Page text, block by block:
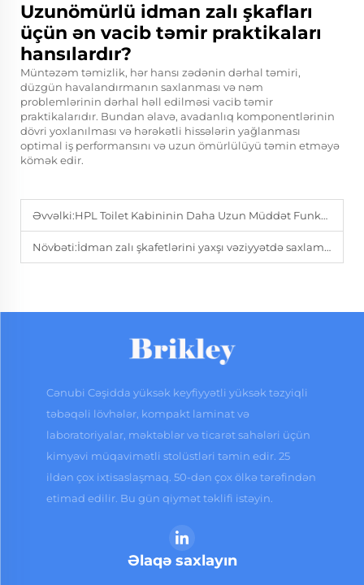
Uzunömürlü idman zalı şkafları
üçün ən vacib təmir praktikaları
hansılardır?
Müntəzəm təmizlik, hər hansı zədənin dərhal təmiri,
düzgün havalandırmanın saxlanması və nəm
problemlərinin dərhal həll edilməsi vacib təmir
praktikalarıdır. Bundan əlavə, avadanlıq komponentlərinin
dövri yoxlanılması və hərəkətli hissələrin yağlanması
optimal iş performansını və uzun ömürlülüyü təmin etməyə
kömək edir.
Əvvəlki:HPL Toilet Kabininin Daha Uzun Müddət Funksional Qalmasını Təmin Edən Təmir Praktikaları Hansılardır?
Növbəti:İdman zalı şkafetlərini yaxşı vəziyyətdə saxlamaq üçün hansı tədbirlər görülür?
Cənubi Cəşidda yüksək keyfiyyətli yüksək təzyiqli
təbəqəli lövhələr, kompakt laminat və
laboratoriyalar, məktəblər və ticarət sahələri üçün
kimyəvi müqavimətli stolüstləri təmin edir. 25
ildən çox ixtisaslaşmaq. 50-dən çox ölkə tərəfindən
etimad edilir. Bu gün qiymət təklifi istəyin.
Əlaqə saxlayın